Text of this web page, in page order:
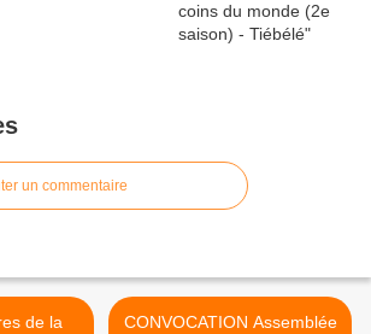
un commentaire
CONVOCATION Assemblée